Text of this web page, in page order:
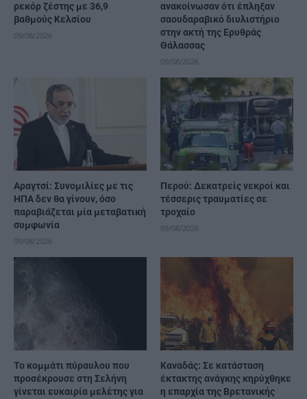
ρεκόρ ζέστης με 36,9
βαθμούς Κελσίου
09/08/2026
ανακοίνωσαν ότι έπληξαν
σαουδαραβικό διυλιστήριο
στην ακτή της Ερυθράς
Θάλασσας
09/08/2026
Αραγτσί: Συνομιλίες με τις
ΗΠΑ δεν θα γίνουν, όσο
παραβιάζεται μία μεταβατική
συμφωνία
09/08/2026
Περού: Δεκατρείς νεκροί και
τέσσερις τραυματίες σε
τροχαίο
09/08/2026
Το κομμάτι πύραυλου που
προσέκρουσε στη Σελήνη
γίνεται ευκαιρία μελέτης για
Καναδάς: Σε κατάσταση
έκτακτης ανάγκης κηρύχθηκε
η επαρχία της Βρετανικής